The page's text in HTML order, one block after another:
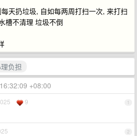
天扔垃圾, 自如每两周打扫一次, 来打扫
槽不清理 垃圾不倒
负担
+08:00
1
9
2